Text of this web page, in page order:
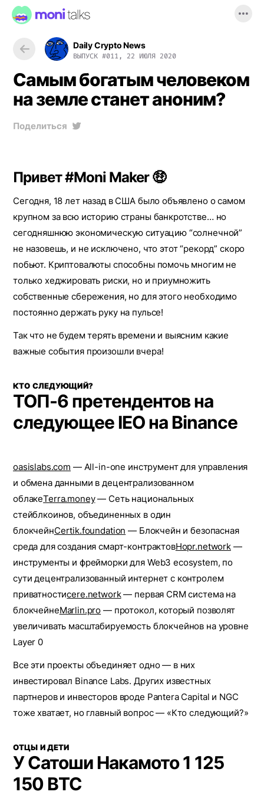
Daily Crypto News
ВЫПУСК #011, 22 ИЮЛЯ 2020
Самым богатым человеком
на земле станет аноним?
Поделиться
Привет #Moni Maker 🤑
Сегодня, 18 лет назад в США было объявлено о самом
крупном за всю историю страны банкротстве… но
сегодняшнюю экономическую ситуацию “солнечной”
не назовешь, и не исключено, что этот “рекорд” скоро
побьют. Криптовалюты способны помочь многим не
только хеджировать риски, но и приумножить
собственные сбережения, но для этого необходимо
постоянно держать руку на пульсе!
Так что не будем терять времени и выясним какие
важные события произошли вчера!
КТО СЛЕДУЮЩИЙ?
ТОП-6 претендентов на
следующее IEO на Binance
oasislabs.com — All-in-one инструмент для управления
и обмена данными в децентрализованном
облакеTerra.money— Сеть национальных
стейблкоинов, объединенных в один
блокчейнCertik.foundation — Блокчейн и безопасная
среда для создания смарт-контрактовHopr.network—
инструменты и фрейморки для Web3 ecosystem, по
сути децентрализованный интернет с контролем
приватностиcere.network— первая CRM система на
блокчейнеMarlin.pro — протокол, который позволят
увеличивать масштабируемость блокчейнов на уровне
Layer 0
Все эти проекты объединяет одно — в них
инвестировал Binance Labs. Других известных
партнеров и инвесторов вроде Pantera Capital и NGC
тоже хватает, но главный вопрос — «Кто следующий?»
ОТЦЫ И ДЕТИ
У Сатоши Накамото 1 125
150 BTC